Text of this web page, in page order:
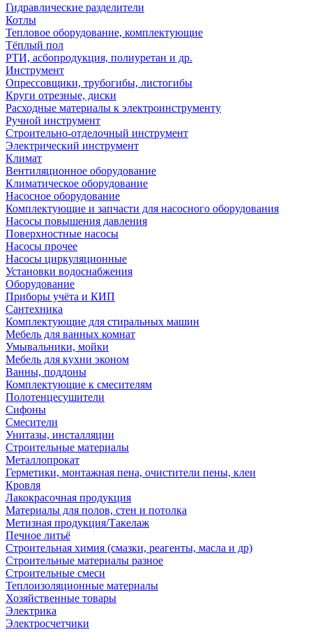
Гидравлические разделители
Котлы
Тепловое оборудование, комплектующие
Тёплый пол
РТИ, асбопродукция, полиуретан и др.
Инструмент
Опрессовщики, трубогибы, листогибы
Круги отрезные, диски
Расходные материалы к электроинструменту
Ручной инструмент
Строительно-отделочный инструмент
Электрический инструмент
Климат
Вентиляционное оборудование
Климатическое оборудование
Насосное оборудование
Комплектующие и запчасти для насосного оборудования
Насосы повышения давления
Поверхностные насосы
Насосы прочее
Насосы циркуляционные
Установки водоснабжения
Оборудование
Приборы учёта и КИП
Сантехника
Комплектующие для стиральных машин
Мебель для ванных комнат
Умывальники, мойки
Мебель для кухни эконом
Ванны, поддоны
Комплектующие к смесителям
Полотенцесушители
Сифоны
Смесители
Унитазы, инсталляции
Строительные материалы
Металлопрокат
Герметики, монтажная пена, очистители пены, клеи
Кровля
Лакокрасочная продукция
Материалы для полов, стен и потолка
Метизная продукция/Такелаж
Печное литьё
Строительная химия (смазки, реагенты, масла и др)
Строительные материалы разное
Строительные смеси
Теплоизоляционные материалы
Хозяйственные товары
Электрика
Электросчетчики